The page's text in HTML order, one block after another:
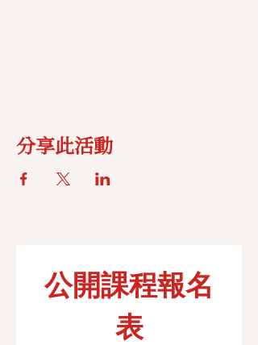
分享此活動
公開課程報名
表